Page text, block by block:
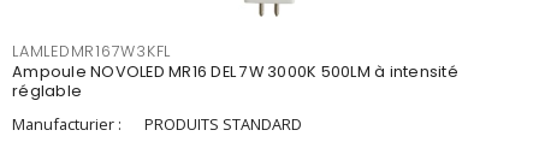
LAMLEDMR167W3KFL
Ampoule NOVOLED MR16 DEL 7W 3000K 500LM à intensité
réglable
Manufacturier :
PRODUITS STANDARD